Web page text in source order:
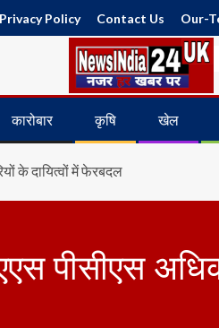
Privacy Policy Contact Us Our-
कारोबार कृषि खेल
के दायित्वों में फेरबदल
पीसीएस